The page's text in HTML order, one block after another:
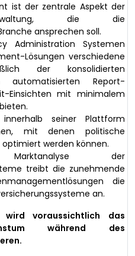
ist der zentrale Aspekt der
die die
ansprechen soll.
Administration Systemen
Lösungen verschiedene
der konsolidierten
Report-
Einsichten mit minimalem
seiner Plattform
mit denen politische
werden können.
der
treibt die zunehmende
die
an.
voraussichtlich das
während des